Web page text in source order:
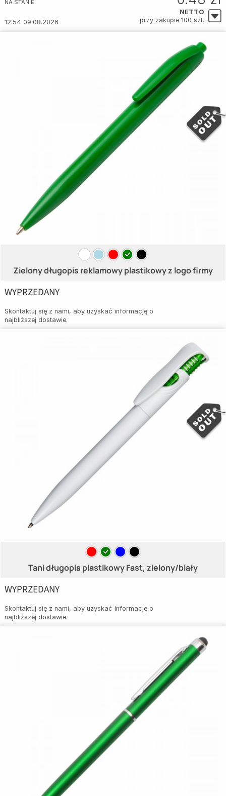
NA STANIE
12:54 09.08.2026
NETTO
przy zakupie 100 szt.
Zielony długopis reklamowy plastikowy z logo firmy
WYPRZEDANY
Skontaktuj się z nami, aby uzyskać informację o
najbliższej dostawie.
Tani długopis plastikowy Fast, zielony/biały
WYPRZEDANY
Skontaktuj się z nami, aby uzyskać informację o
najbliższej dostawie.